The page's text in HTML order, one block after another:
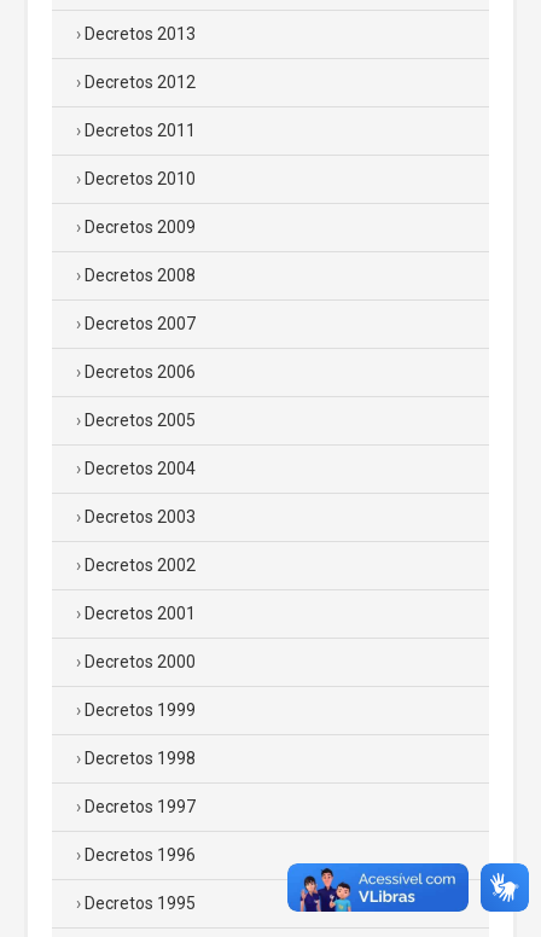
Decretos 2013
Decretos 2012
Decretos 2011
Decretos 2010
Decretos 2009
Decretos 2008
Decretos 2007
Decretos 2006
Decretos 2005
Decretos 2004
Decretos 2003
Decretos 2002
Decretos 2001
Decretos 2000
Decretos 1999
Decretos 1998
Decretos 1997
Decretos 1996
Decretos 1995